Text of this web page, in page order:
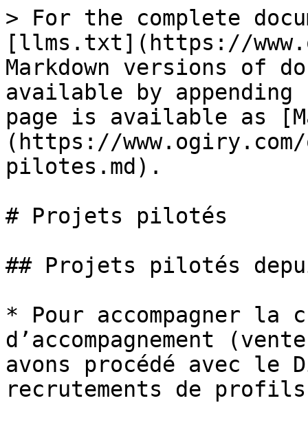
> For the complete
[llms.txt](https://
Markdown versions of
available by
page is available as
(https://
pilotes.md).
# Projets pilotés
## Projets pilotés
* Pour accompagner la
d’accompagnement
avons procédé avec le
recrutements de profils